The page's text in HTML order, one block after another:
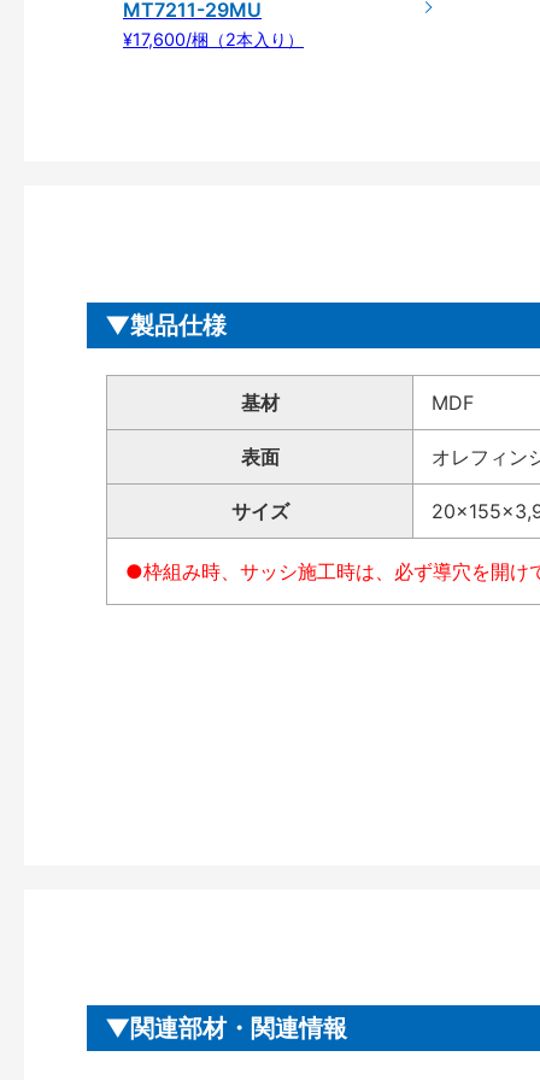
MT7211-29MU
¥17,600/梱（2本入り）
製品仕様
基材 MDF
表面 オレフィン
サイズ
●枠組み時、サッシ施工時は、必ず導穴を開け
関連部材・関連情報